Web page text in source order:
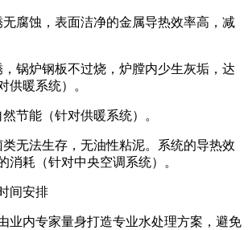
无腐蚀，表面洁净的金属导热效率高，减
，锅炉钢板不过烧，炉膛内少生灰垢，达
供暖系统）。
然节能（针对供暖系统）。
类无法生存，无油性粘泥。系统的导热效
消耗（针对中央空调系统）。
间安排
业内专家量身打造专业水处理方案，避免